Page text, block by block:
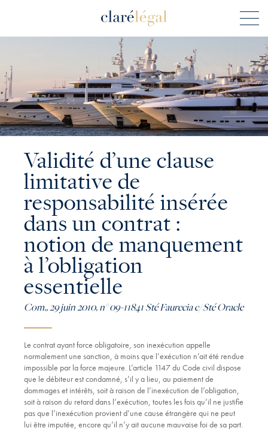
Validité d’une clause
limitative de
responsabilité insérée
dans un contrat :
notion de manquement
à l’obligation
essentielle
Com., 29 juin 2010, n° 09-11841 Sté Faurecia c/ Sté Oracle
Le contrat ayant force obligatoire, son inexécution appelle
normalement une sanction, à moins que l’exécution n’ait été rendue
impossible par la force majeure. L’article 1147 du Code civil dispose
que le débiteur est condamné, s’il y a lieu, au paiement de
dommages et intérêts, soit à raison de l’inexécution de l’obligation,
soit à raison du retard dans l’exécution, toutes les fois qu’il ne justifie
pas que l’inexécution provient d’une cause étrangère qui ne peut
lui être imputée, encore qu’il n’y ait aucune mauvaise foi de sa part.